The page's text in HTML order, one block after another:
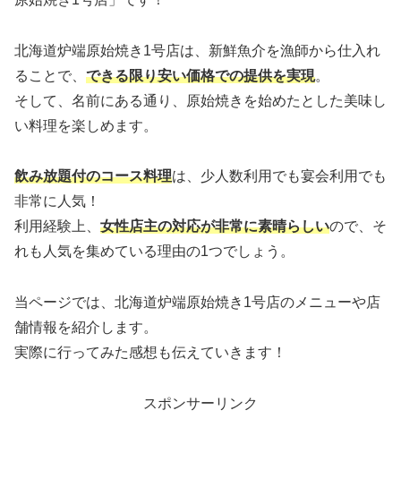
北海道炉端原始焼き1号店は、新鮮魚介を漁師から仕入れ
ることで、 できる限り安い価格での提供を実現。
そして、名前にある通り、原始焼きを始めたとした美味し
い料理を楽しめます。
飲み放題付のコース料理は、少人数利用でも宴会利用でも
非常に人気！
利用経験上、 女性店主の対応が非常に素晴らしいので、そ
れも人気を集めている理由の1つでしょう。
当ページでは、北海道炉端原始焼き1号店のメニューや店
舗情報を紹介します。
実際に行ってみた感想も伝えていきます！
スポンサーリンク